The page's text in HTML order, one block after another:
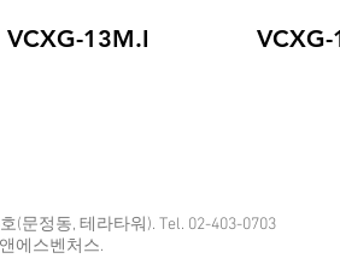
VCXG-13M.I
(문정동, 테라타워). Tel. 02-403-0703
에스벤처스.